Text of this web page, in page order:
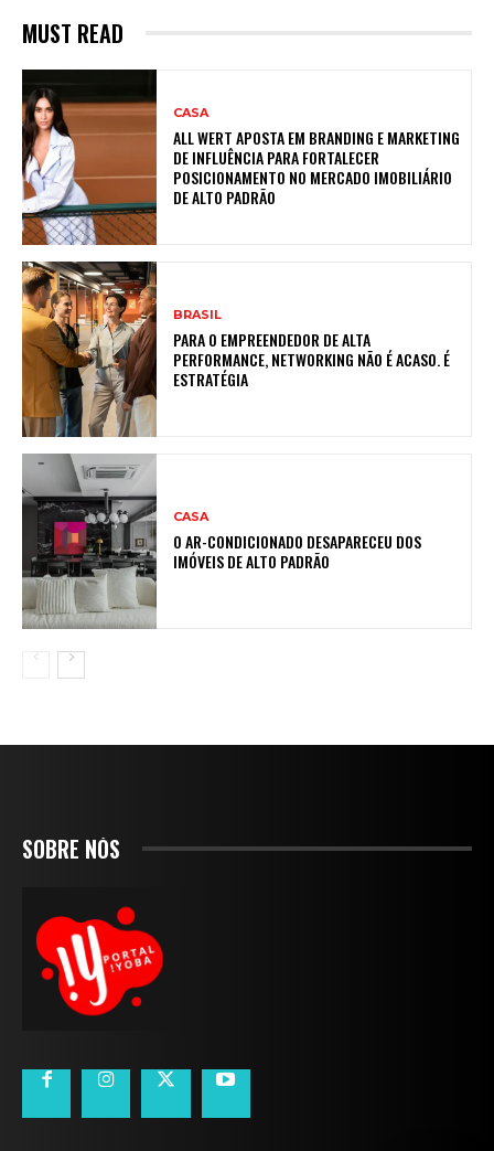
MUST READ
CASA
ALL WERT APOSTA EM BRANDING E MARKETING
DE INFLUÊNCIA PARA FORTALECER
POSICIONAMENTO NO MERCADO IMOBILIÁRIO
DE ALTO PADRÃO
BRASIL
PARA O EMPREENDEDOR DE ALTA
PERFORMANCE, NETWORKING NÃO É ACASO. É
ESTRATÉGIA
CASA
O AR-CONDICIONADO DESAPARECEU DOS
IMÓVEIS DE ALTO PADRÃO
SOBRE NÓS